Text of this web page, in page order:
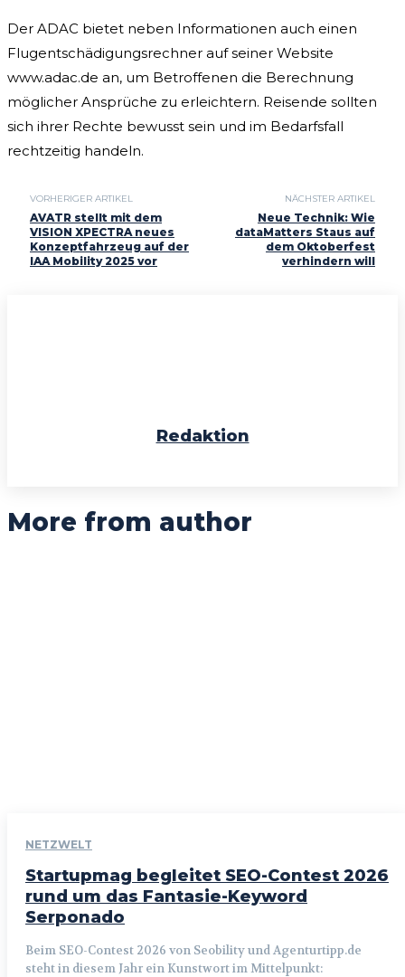
Der ADAC bietet neben Informationen auch einen
Flugentschädigungsrechner auf seiner Website
www.adac.de an, um Betroffenen die Berechnung
möglicher Ansprüche zu erleichtern. Reisende sollten
sich ihrer Rechte bewusst sein und im Bedarfsfall
rechtzeitig handeln.
VORHERIGER ARTIKEL
AVATR stellt mit dem
VISION XPECTRA neues
Konzeptfahrzeug auf der
IAA Mobility 2025 vor
NÄCHSTER ARTIKEL
Neue Technik: Wie
dataMatters Staus auf
dem Oktoberfest
verhindern will
Redaktion
More from author
NETZWELT
Startupmag begleitet SEO-Contest 2026
rund um das Fantasie-Keyword
Serponado
Beim SEO-Contest 2026 von Seobility und Agenturtipp.de
steht in diesem Jahr ein Kunstwort im Mittelpunkt: